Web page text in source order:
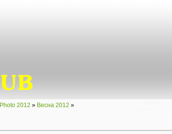
Photo 2012 » Весна 2012 »